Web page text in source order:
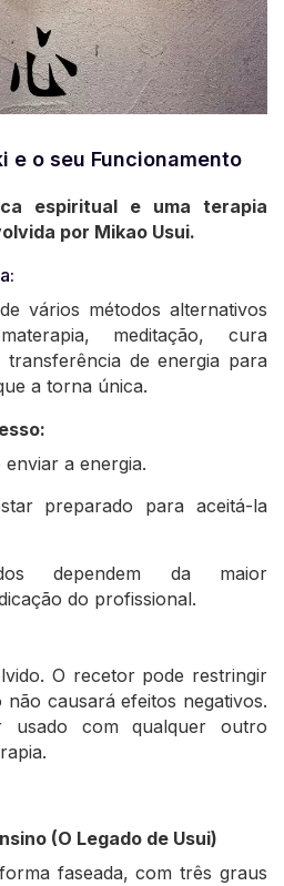
e o seu Funcionamento
espiritual e uma terapia
por Mikao Usui.
vários métodos alternativos
meditação, cura
transferência de energia para
a torna única.
a energia.
preparado para aceitá-la
dependem da maior
do profissional.
O recetor pode restringir
não causará efeitos negativos.
usado com qualquer outro
(O Legado de Usui)
faseada, com três graus